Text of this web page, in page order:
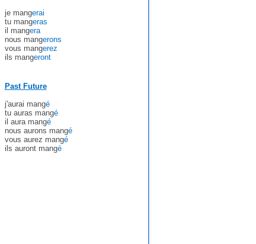
je mangerai
tu mangeras
il mangera
nous mangerons
vous mangerez
ils mangeront
Past Future
j'aurai mangé
tu auras mangé
il aura mangé
nous aurons mangé
vous aurez mangé
ils auront mangé